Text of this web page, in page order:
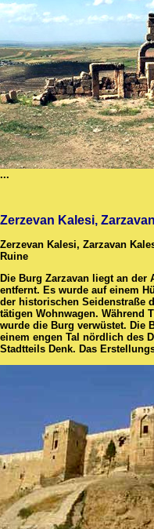
...
Zerzevan Kalesi,
Zerzevan Kalesi, Zarzavan
Ruine
Die Burg Zarzavan liegt an der
entfernt. Es wurde auf einem
der historischen Seidenstraße
tätigen Wohnwagen. Während
wurde die Burg verwüstet. Die
einem engen Tal nördlich des
Stadtteils Denk. Das